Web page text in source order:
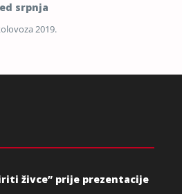
srpnja
2019.
živce” prije prezentacije